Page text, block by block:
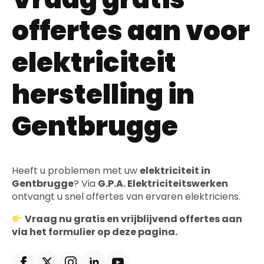
offertes aan voor
elektriciteit
herstelling in
Gentbrugge
Heeft u problemen met uw elektriciteit in
Gentbrugge? Via G.P.A. Elektriciteitswerken
ontvangt u snel offertes van ervaren elektriciens.
Vraag nu gratis en vrijblijvend offertes aan
via het formulier op deze pagina.